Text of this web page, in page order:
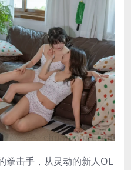
拳击手，从灵动的新人OL